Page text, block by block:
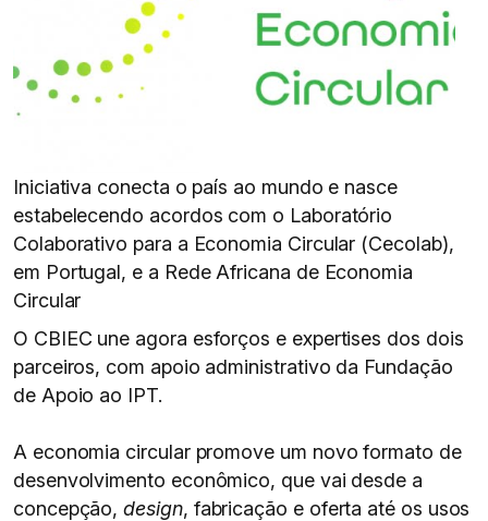
Iniciativa conecta o país ao mundo e nasce
estabelecendo acordos com o Laboratório
Colaborativo para a Economia Circular (Cecolab),
em Portugal, e a Rede Africana de Economia
Circular
O CBIEC une agora esforços e expertises dos dois
parceiros, com apoio administrativo da Fundação
de Apoio ao IPT.
A economia circular promove um novo formato de
desenvolvimento econômico, que vai desde a
concepção,design, fabricação e oferta até os usos